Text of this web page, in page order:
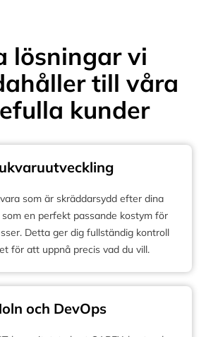
lösningar vi
till våra
kunder
som är skräddarsydd efter dina
som en perfekt passande kostym för
Detta ger dig fullständig kontroll
för att uppnå precis vad du vill.
och DevOps